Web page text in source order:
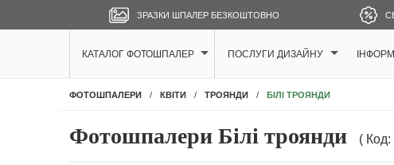
ЗРАЗКИ ШПАЛЕР БЕЗКОШТОВНО
КАТАЛОГ ФОТОШПАЛЕР ПОСЛУГИ ДИЗАЙНУ
ФОТОШПАЛЕРИ КВІТИ ТРОЯНДИ БІЛІ ТРОЯНДИ
Фотошпалери Білі троянди (